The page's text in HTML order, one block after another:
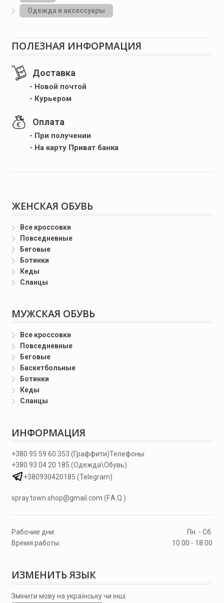
Одежда и аксессуары
ПОЛЕЗНАЯ ИНФОРМАЦИЯ
Доставка
- Новой почтой
- Курьером
Оплата
- При получении
- На карту Приват банка
ЖЕНСКАЯ ОБУВЬ
Все кроссовки
Повседневные
Беговые
Ботинки
Кеды
Сланцы
МУЖСКАЯ ОБУВЬ
Все кроссовки
Повседневные
Беговые
Баскетбольные
Ботинки
Кеды
Сланцы
ИНФОРМАЦИЯ
Телефоны:
+380 95 59 60 353 (Граффити)
+380 93 04 20 185 (Одежда\Обувь)
+380930420185 (Telegram)
spray.town.shop@gmail.com (F.A.Q.)
Рабочие дни:
Пн. - Сб.
Время работы:
10.00 - 18.00
ИЗМЕНИТЬ ЯЗЫК
Змінити мову на українську чи інші: